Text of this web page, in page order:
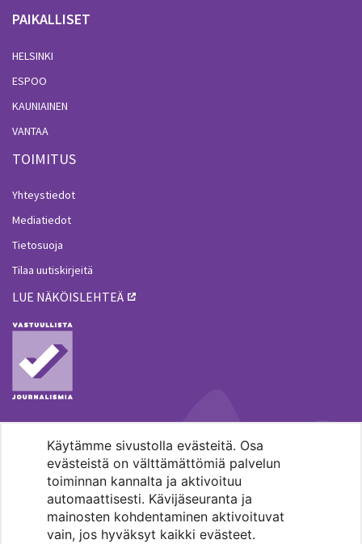
Käytämme sivustolla evästeitä. Osa
evästeistä on välttämättömiä palvelun
toiminnan kannalta ja aktivoituu
automaattisesti. Kävijäseuranta ja
mainosten kohdentaminen aktivoituvat
vain, jos hyväksyt kaikki evästeet.
PAIKALLISET
HELSINKI
ESPOO
KAUNIAINEN
VANTAA
TOIMITUS
Yhteystiedot
Mediatiedot
Tietosuoja
Tilaa uutiskirjeitä
LUE NÄKÖISLEHTEÄ
MENOHAKU